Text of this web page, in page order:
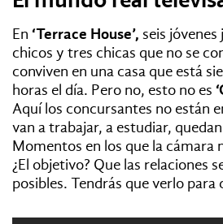
En ‘Terrace House’, seis jóvenes
chicos y tres chicas que no se
conviven en una casa que está
horas el día. Pero no, esto no es
Aquí los concursantes no están
van a trabajar, a estudiar,
Momentos en los que la cámara
¿El objetivo? Que las relaciones
posibles. Tendrás que verlo para